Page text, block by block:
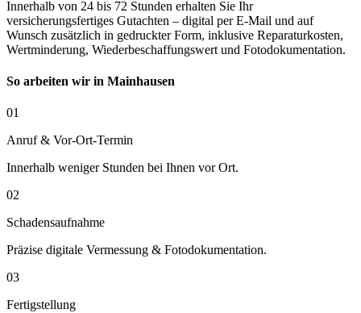
Innerhalb von 24 bis 72 Stunden erhalten Sie Ihr
versicherungsfertiges Gutachten – digital per E-Mail und auf
Wunsch zusätzlich in gedruckter Form, inklusive Reparaturkosten,
Wertminderung, Wiederbeschaffungswert und Fotodokumentation.
So arbeiten wir in Mainhausen
01
Anruf & Vor-Ort-Termin
Innerhalb weniger Stunden bei Ihnen vor Ort.
02
Schadensaufnahme
Präzise digitale Vermessung & Fotodokumentation.
03
Fertigstellung